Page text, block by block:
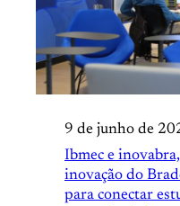
9 de junho de
Ibmec e
inovação do
para conectar